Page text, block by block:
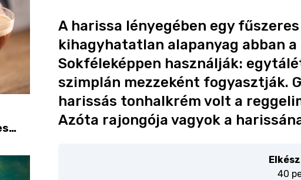
A harissa lényegében egy
kihagyhatatlan alapanyag abban
Sokféleképpen használják:
szimplán mezzeként fogyasztják.
harissás tonhalkrém volt a
Azóta rajongója vagyok a
40